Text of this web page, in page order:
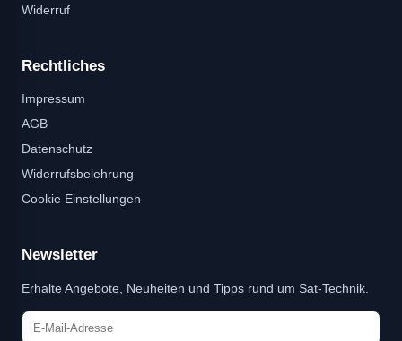
Widerruf
Rechtliches
Impressum
AGB
Datenschutz
Widerrufsbelehrung
Cookie Einstellungen
Newsletter
Erhalte Angebote, Neuheiten und Tipps rund um Sat-Technik.